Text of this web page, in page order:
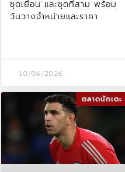
ชุดเยือน และชุดที่สาม พร้อม
วันวางจำหน่ายและราคา
10/06/2026
ตลาดนักเตะ